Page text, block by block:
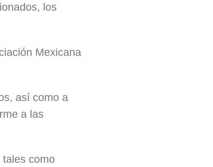
los
Mexicana
así como a
a las
tales como